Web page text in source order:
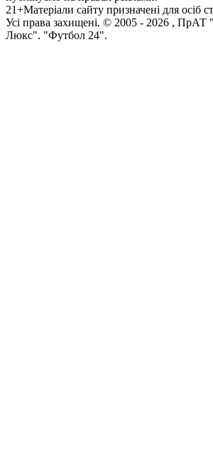
21+Матеріали сайту призначені для осіб
Усi права захищенi. © 2005 - 2026 , ПрАТ
Люкс". "Футбол 24".